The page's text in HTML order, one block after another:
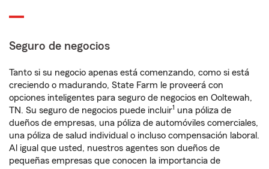
Seguro de negocios
Tanto si su negocio apenas está comenzando, como si está
creciendo o madurando, State Farm le proveerá con
opciones inteligentes para seguro de negocios en Ooltewah,
TN. Su seguro de negocios puede incluir1 una póliza de
dueños de empresas, una póliza de automóviles comerciales,
una póliza de salud individual o incluso compensación laboral.
Al igual que usted, nuestros agentes son dueños de
pequeñas empresas que conocen la importancia de